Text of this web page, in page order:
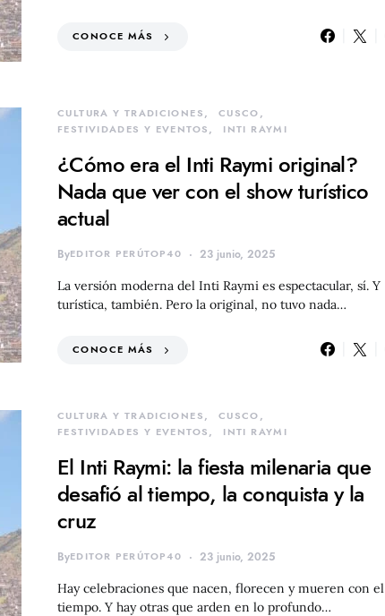
CONOCE MÁS
CULTURA Y TRADICIONES
CUSCO
FESTIVIDADES Y EVENTOS
INTI RAYMI
¿Cómo era el Inti Raymi original?
Nada que ver con el show turístico
actual
ByEDITOR PERÚTOP40 23 junio, 2025
La versión moderna del Inti Raymi es espectacular, sí. Y
turística, también. Pero la original, no tuvo nada…
CONOCE MÁS
CULTURA Y TRADICIONES
CUSCO
FESTIVIDADES Y EVENTOS
INTI RAYMI
El Inti Raymi: la fiesta milenaria que
desafió al tiempo, la conquista y la
cruz
ByEDITOR PERÚTOP40 23 junio, 2025
Hay celebraciones que nacen, florecen y mueren con el
tiempo. Y hay otras que arden en lo profundo…